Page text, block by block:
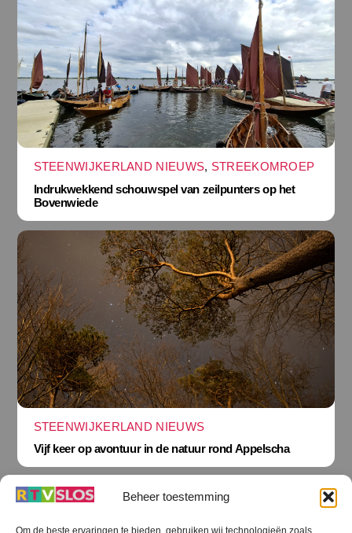
Beheer toestemming
Om de beste ervaringen te bieden, gebruiken wij technologieën zoals
STEENWIJKERLAND NIEUWS, STREEKOMROEP
Indrukwekkend schouwspel van zeilpunters op het
Bovenwiede
STEENWIJKERLAND NIEUWS
Vijf keer op avontuur in de natuur rond Appelscha